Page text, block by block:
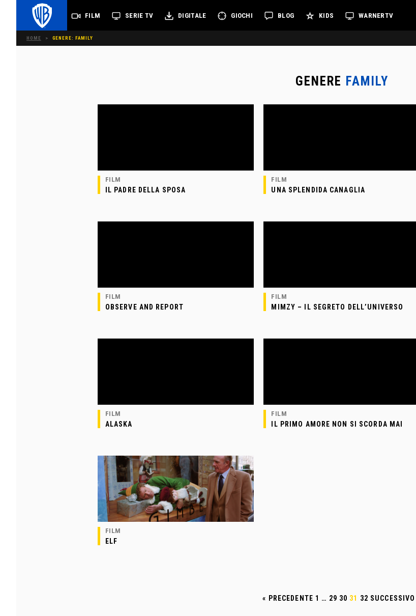
FILM SERIE TV DIGITALE GIOCHI BLOG KIDS WARNERTV
HOME > GENERE: FAMILY
GENERE FAMILY
FILM
IL PADRE DELLA SPOSA
FILM
UNA SPLENDIDA CANAGLIA
FILM
OBSERVE AND REPORT
FILM
MIMZY – IL SEGRETO DELL’UNIVERSO
FILM
ALASKA
FILM
IL PRIMO AMORE NON SI SCORDA MAI
FILM
ELF
« PRECEDENTE 1 … 29 30 31 32 SUCCESSIVO